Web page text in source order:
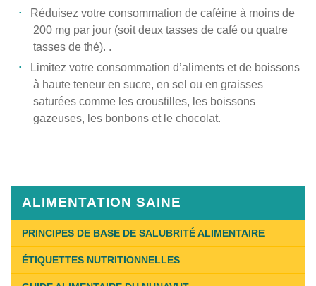
Réduisez votre consommation de caféine à moins de
200 mg par jour (soit deux tasses de café ou quatre
tasses de thé). .
Limitez votre consommation d’aliments et de boissons
à haute teneur en sucre, en sel ou en graisses
saturées comme les croustilles, les boissons
gazeuses, les bonbons et le chocolat.
11th,
Last
Updated
on
ALIMENTATION SAINE
PRINCIPES DE BASE DE SALUBRITÉ ALIMENTAIRE
ÉTIQUETTES NUTRITIONNELLES